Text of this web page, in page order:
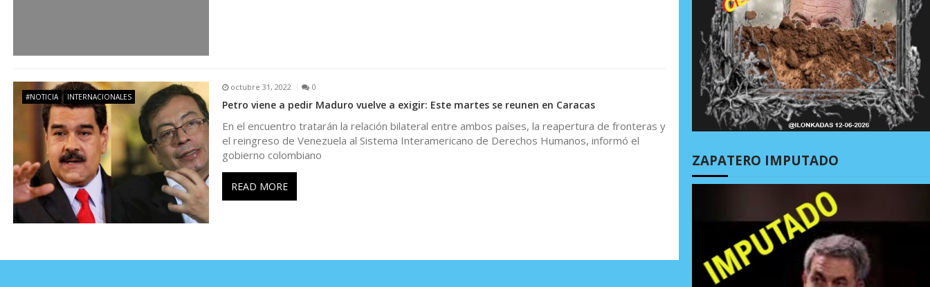
d
a
s
#NOTICIA INTERNACIONALES
octubre 31, 2022 0
Petro viene a pedir Maduro vuelve a exigir: Este martes se reunen en Caracas
En el encuentro tratarán la relación bilateral entre ambos países, la reapertura de fronteras y
el reingreso de Venezuela al Sistema Interamericano de Derechos Humanos, informó el
gobierno colombiano
READ MORE
ZAPATERO IMPUTADO